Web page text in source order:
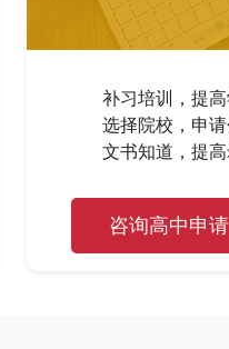
补习培训，提
选择院校，申
文书知道，提高
咨询高中申